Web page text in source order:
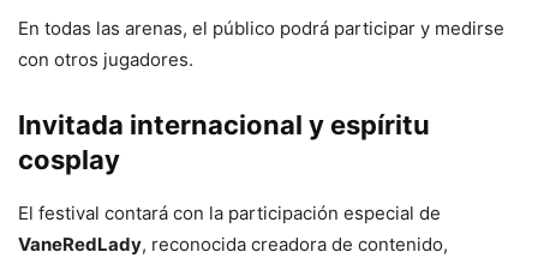
En todas las arenas, el público podrá participar y medirse
con otros jugadores.
Invitada internacional y espíritu
cosplay
El festival contará con la participación especial de
VaneRedLady, reconocida creadora de contenido,